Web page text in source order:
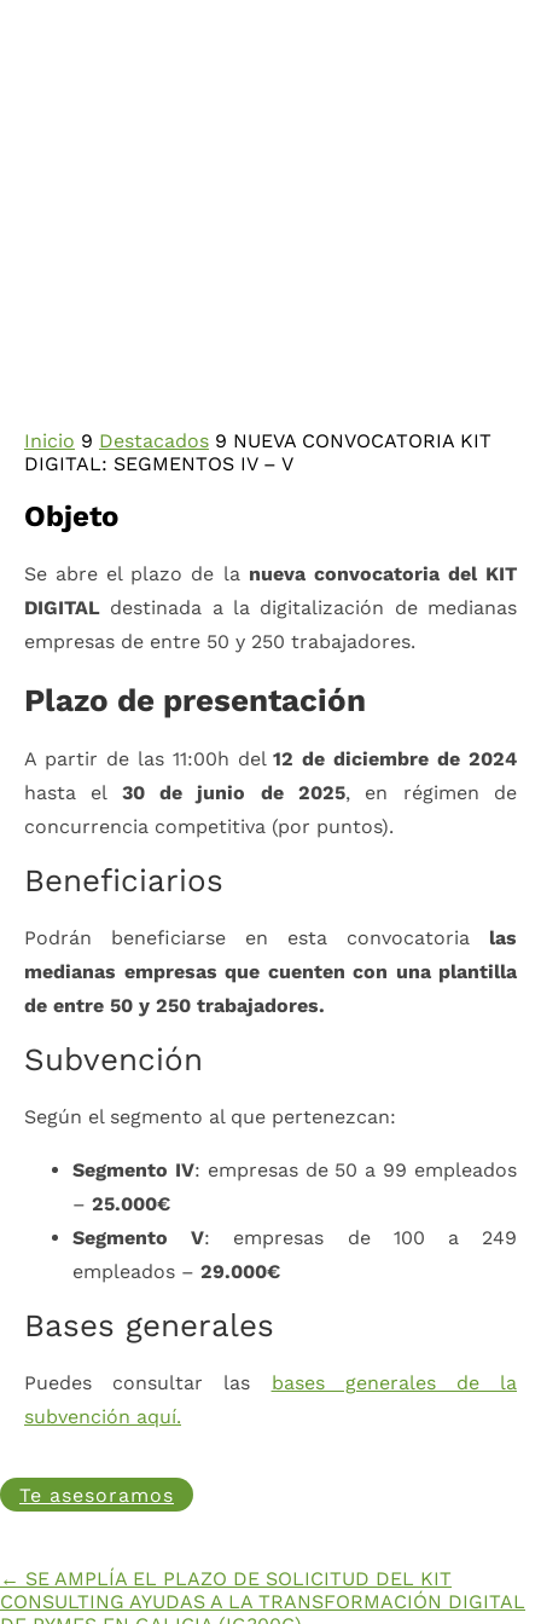
Inicio 9 Destacados 9 NUEVA CONVOCATORIA KIT
DIGITAL: SEGMENTOS IV – V
Objeto
Se abre el plazo de la nueva convocatoria del KIT
DIGITAL destinada a la digitalización de medianas
empresas de entre 50 y 250 trabajadores.
Plazo de presentación
A partir de las 11:00h del12 de diciembre de 2024
hasta el 30 de junio de 2025, en régimen de
concurrencia competitiva (por puntos).
Beneficiarios
Podrán beneficiarse en esta convocatoria las
medianas empresas que cuenten con una plantilla
de entre 50 y 250 trabajadores.
Subvención
Según el segmento al que pertenezcan:
Segmento IV: empresas de 50 a 99 empleados
– 25.000€
Segmento V: empresas de 100 a 249
empleados – 29.000€
Bases generales
Puedes consultar las bases generales de la
subvención aquí.
Te asesoramos
← SE AMPLÍA EL PLAZO DE SOLICITUD DEL KIT
CONSULTING AYUDAS A LA TRANSFORMACIÓN DIGITAL